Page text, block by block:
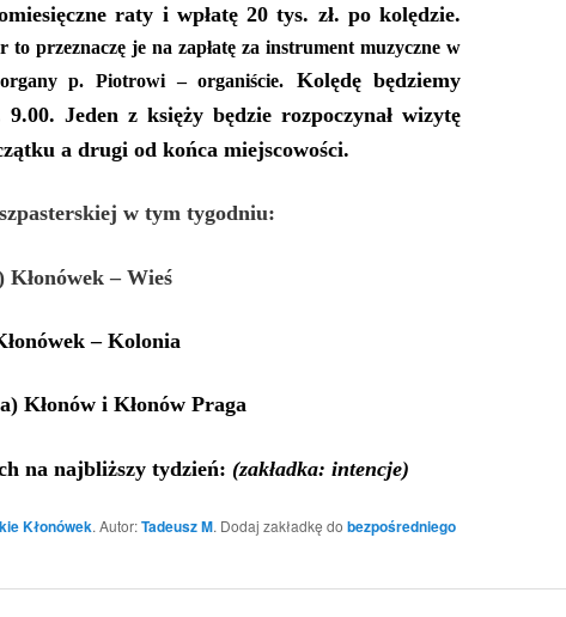
raty i wpłatę 20 tys. zł. po kolędzie.
to przeznaczę je na zapłatę za instrument muzyczne w
p. Piotrowi – organiście. Kolędę będziemy
Jeden z księży będzie rozpoczynał wizytę
a drugi od końca miejscowości.
w tym tygodniu:
– Wieś
– Kolonia
) Kłonów i Kłonów Praga
na najbliższy tydzień: (zakładka: intencje)
Kłonówek. Autor:Tadeusz M. Dodaj zakładkę do bezpośredniego